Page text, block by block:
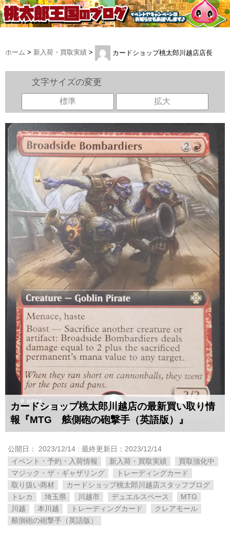
ホーム > 新入荷・買取実績 > カードショップ桃太郎川越店店長
文字サイズの変更
標準 拡大
カードショップ桃太郎川越店の最新買い取り情
報『MTG 舷側砲の砲撃手（英語版）』
公開日： 2023/12/14 : 最終更新日：2023/12/14
イベント・予約・入荷情報
新入荷・買取実績
買取強化中
マジック・ザ・ギャザリング
トレーディングカード
取り扱い商材
カードショップ桃太郎川越店スタッフブログ
トレカ
埼玉県 川越市 デュエルスペース
MTG
川越
本川越 トレーディングカード
クレアモール
舷側砲の砲撃手（英語版）